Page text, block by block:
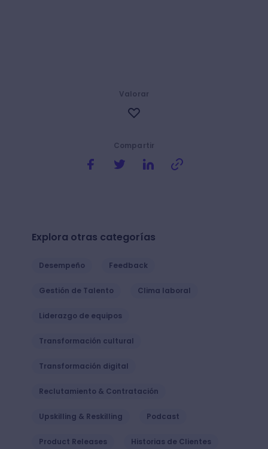
Compartir
Valorar
Explora otras categorías
Desempeño Feedback
Gestión de Talento Clima laboral
Liderazgo de equipos
Transformación cultural
Transformación digital
Reclutamiento & Contratación
Upskilling & Reskilling Podcast
Product Releases Historias de Clientes